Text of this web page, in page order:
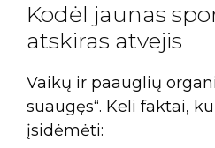
Kodėl jaunas
atskiras atvejis
Vaikų ir paauglių
suaugęs“. Keli faktai,
įsidėmėti: